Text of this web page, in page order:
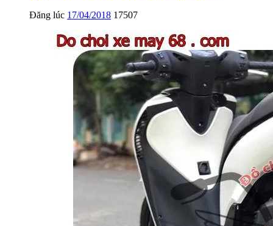
Đăng lúc 17/04/2018 17507